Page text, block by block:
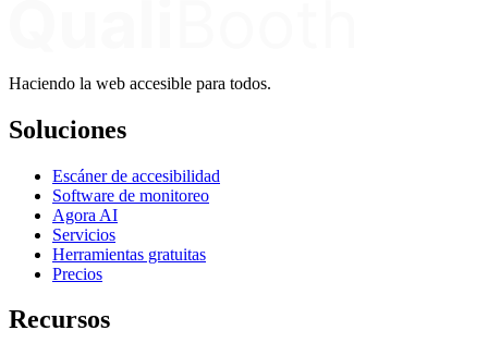
Haciendo la web accesible para todos.
Soluciones
Escáner de accesibilidad
Software de monitoreo
Agora AI
Servicios
Herramientas gratuitas
Precios
Recursos